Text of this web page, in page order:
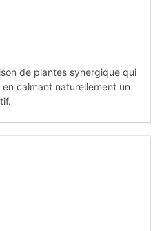
de plantes synergique qui
calmant naturellement un